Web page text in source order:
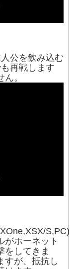
公を飲み込む
再戦します
。
S,PC)
がホーネット
をしてきま
すが、抵抗し